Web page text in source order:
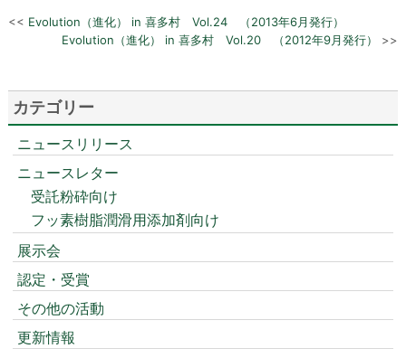
<< Evolution（進化） in 喜多村 Vol.24 （2013年6月発行）
Evolution（進化） in 喜多村 Vol.20 （2012年9月発行）
>>
カテゴリー
ニュースリリース
ニュースレター
受託粉砕向け
フッ素樹脂潤滑用添加剤向け
展示会
認定・受賞
その他の活動
更新情報